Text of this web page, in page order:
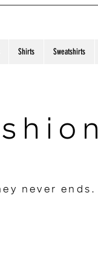
Shirts Sweatshirts
never ends.